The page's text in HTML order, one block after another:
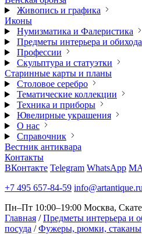
Живопись и графика
Иконы
Нумизматика и Фалеристика
Предметы интерьера и обихода
Профессии
Скульптура и статуэтки
Старинные карты и планы
Столовое серебро
Тематические коллекции
Техника и приборы
Ювелирные украшения
О нас
Справочник
Вестник антиквара
Контакты
ВКонтакте Telegram WhatsApp
+7 495 657-84-59 info@artantique.ru
Пн–Пт 10:00–19:00 Москва,
Главная / Предметы интерьера и
посуда / Фужеры, рюмки, стаканы